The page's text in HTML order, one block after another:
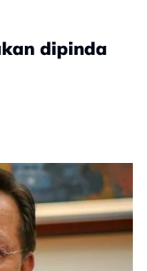
dipinda